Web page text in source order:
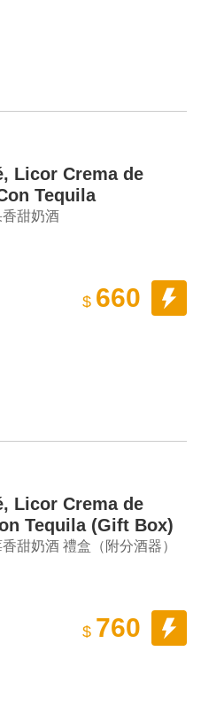
Licor Crema de
Tequila
甜奶酒
$ 660
Licor Crema de
Tequila (Gift Box)
甜奶酒 禮盒（附分酒器）
$ 760